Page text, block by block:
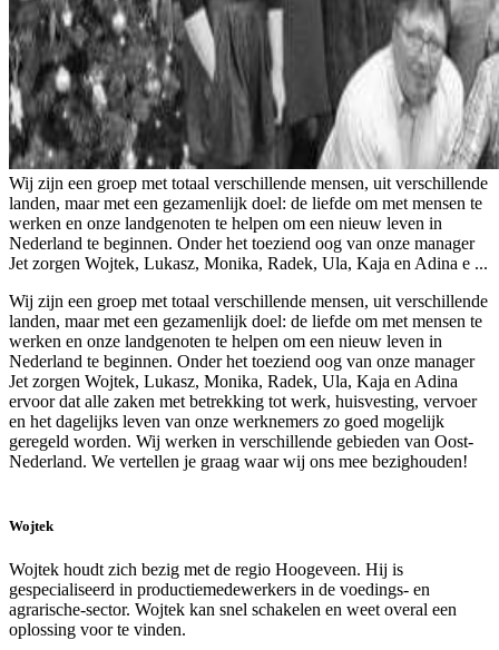
Wij zijn een groep met totaal verschillende mensen, uit verschillende
landen, maar met een gezamenlijk doel: de liefde om met mensen te
werken en onze landgenoten te helpen om een nieuw leven in
Nederland te beginnen. Onder het toeziend oog van onze manager
Jet zorgen Wojtek, Lukasz, Monika, Radek, Ula, Kaja en Adina e ...
Wij zijn een groep met totaal verschillende mensen, uit verschillende
landen, maar met een gezamenlijk doel: de liefde om met mensen te
werken en onze landgenoten te helpen om een nieuw leven in
Nederland te beginnen. Onder het toeziend oog van onze manager
Jet zorgen Wojtek, Lukasz, Monika, Radek, Ula, Kaja en Adina
ervoor dat alle zaken met betrekking tot werk, huisvesting, vervoer
en het dagelijks leven van onze werknemers zo goed mogelijk
geregeld worden. Wij werken in verschillende gebieden van Oost-
Nederland. We vertellen je graag waar wij ons mee bezighouden!
Wojtek
Wojtek houdt zich bezig met de regio Hoogeveen. Hij is
gespecialiseerd in productiemedewerkers in de voedings- en
agrarische-sector. Wojtek kan snel schakelen en weet overal een
oplossing voor te vinden.